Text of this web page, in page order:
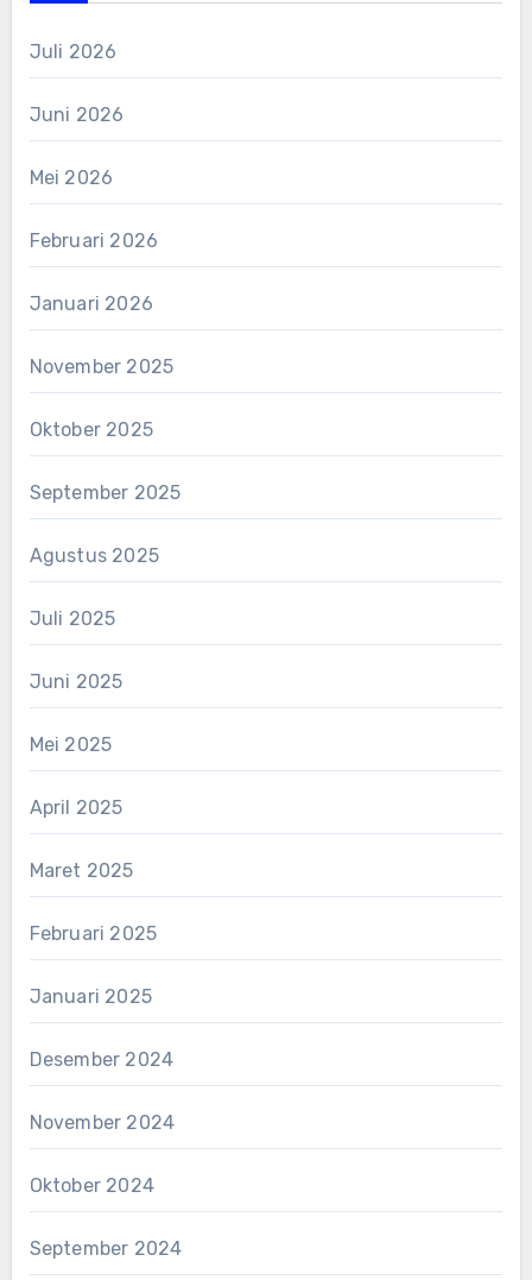
Juli 2026
Juni 2026
Mei 2026
Februari 2026
Januari 2026
November 2025
Oktober 2025
September 2025
Agustus 2025
Juli 2025
Juni 2025
Mei 2025
April 2025
Maret 2025
Februari 2025
Januari 2025
Desember 2024
November 2024
Oktober 2024
September 2024